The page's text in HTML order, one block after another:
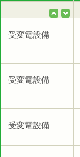
受変電設備
受変電設備
受変電設備